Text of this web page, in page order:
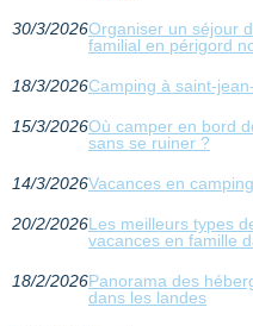
30/3/2026Organiser un séjour
familial en périgord
18/3/2026Camping à saint-
15/3/2026Où camper en bord
sans se ruiner ?
14/3/2026Vacances en
20/2/2026Les meilleurs types
vacances en famille
18/2/2026Panorama des
dans les landes